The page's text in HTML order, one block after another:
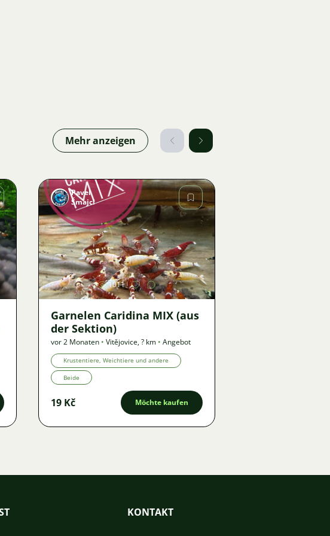
Mehr anzeigen
Bild
Pavel
Šmajcl
1011
Garnelen Caridina MIX (aus
der Sektion)
vor 2 Monaten • Vitějovice,? km • Angebot
Krustentiere, Weichtiere und andere
Beide
19 Kč Möchte kaufen
KONTAKT